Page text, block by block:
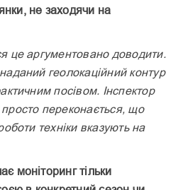
не заходячи на
це аргументовано доводити.
геолокаційний контур
посівом. Інспектор
переконається, що
техніки вказують на
моніторинг тільки